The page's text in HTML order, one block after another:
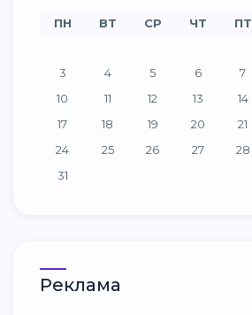
ПН ВТ СР ЧТ ПТ
3
4 5 6 7
10
11 12 13 14
17
18 19 20 21
24
25 26 27 28
31
Реклама